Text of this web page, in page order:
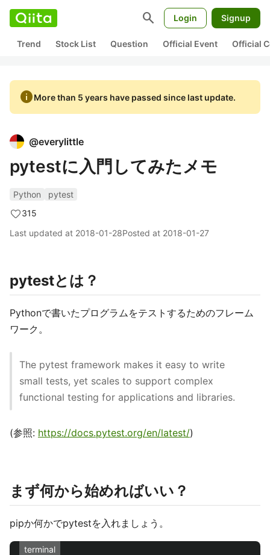
search Login Signup
Trend Stock List Question Official Event Official
infoMore than 5 years have passed since last update.
@everylittle
pytestに入門してみたメモ
Python
pytest
315
Last updated at 2018-01-28Posted at 2018-01-27
pytestとは？
Pythonで書いたプログラムをテストするためのフレーム
ワーク。
The pytest framework makes it easy to write
small tests, yet scales to support complex
functional testing for applications and libraries.
(参照: https://docs.pytest.org/en/latest/)
まず何から始めればいい？
pipか何かでpytestを入れましょう。
terminal